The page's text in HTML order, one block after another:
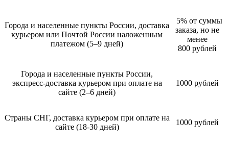
Города и населенные пункты России, доставка
курьером или Почтой России наложенным
платежом (5–9 дней)
5% от суммы
заказа, но не
менее
800 рублей
Города и населенные пункты России,
экспресс-доставка курьером при оплате на
сайте (2–6 дней)
1000 рублей
Страны СНГ, доставка курьером при оплате на
сайте (18-30 дней)
1000 рублей